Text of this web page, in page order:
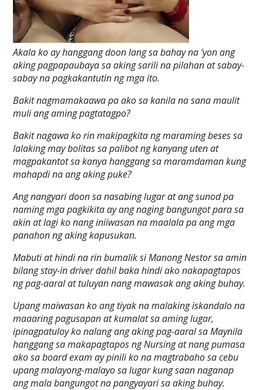
Akala ko ay hanggang doon lang sa bahay na ‘yon ang
aking pagpapaubaya sa aking sarili na pilahan at sabay-
sabay na pagkakantutin ng mga ito.
Bakit nagmamakaawa pa ako sa kanila na sana maulit
muli ang aming pagtatagpo?
Bakit nagawa ko rin makipagkita ng maraming beses sa
lalaking may bolitas sa palibot ng kanyang uten at
magpakantot sa kanya hanggang sa maramdaman kung
mahapdi na ang aking puke?
Ang nangyari doon sa nasabing lugar at ang sunod pa
naming mga pagkikita ay ang naging bangungot para sa
akin at lagi ko nang iniiwasan na maalala pa ang mga
panahon ng aking kapusukan.
Mabuti at hindi na rin bumalik si Manong Nestor sa amin
bilang stay-in driver dahil baka hindi ako nakapagtapos
ng pag-aaral at tuluyan nang mawasak ang aking buhay.
Upang maiwasan ko ang tiyak na malaking iskandalo na
maaaring pagusapan at kumalat sa aming lugar,
ipinagpatuloy ko nalang ang aking pag-aaral sa Maynila
hanggang sa makapagtapos ng Nursing at nang pumasa
ako sa board exam ay pinili ko na magtrabaho sa cebu
upang malayong-malayo sa lugar kung saan naganap
ang mala bangungot na pangyayari sa aking buhay.